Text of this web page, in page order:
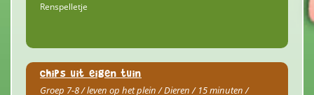
Renspelletje
Chips uit eigen tuin
Groep 7-8 / leven op het plein / Dieren / 15 minuten /